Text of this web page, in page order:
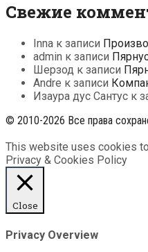
Свежие
Inna к записи
admin к записи
Шерзод к записи
Andre к записи
Изаура дус Сантус к
© 2010-2026 Все права
This website uses cookies
Privacy & Cookies Policy
Close
Privacy Overview